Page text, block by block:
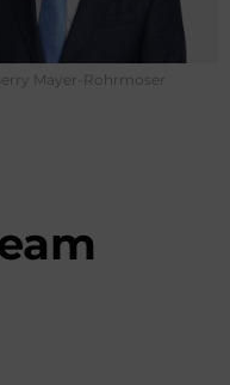
Mayer-Rohrmoser